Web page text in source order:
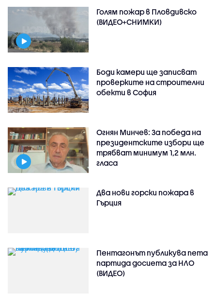
Голям пожар в Пловдивско
(ВИДЕО+СНИМКИ)
Боди камери ще записват
проверките на строителни
обекти в София
Огнян Минчев: За победа на
президентските избори ще
трябват минимум 1,2 млн.
гласа
Два нови горски пожара в
Гърция
Пентагонът публикува пета
партида досиета за НЛО
(ВИДЕО)